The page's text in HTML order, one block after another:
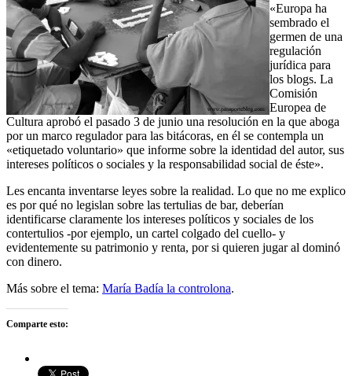
«Europa ha
sembrado el
germen de una
regulación
jurídica para
los blogs. La
Comisión
Europea de
Cultura aprobó el pasado 3 de junio una resolución en la que aboga
por un marco regulador para las bitácoras, en él se contempla un
«etiquetado voluntario» que informe sobre la identidad del autor, sus
intereses políticos o sociales y la responsabilidad social de éste».
Les encanta inventarse leyes sobre la realidad. Lo que no me explico
es por qué no legislan sobre las tertulias de bar, deberían
identificarse claramente los intereses políticos y sociales de los
contertulios -por ejemplo, un cartel colgado del cuello- y
evidentemente su patrimonio y renta, por si quieren jugar al dominó
con dinero.
Más sobre el tema: María Badía la controlona.
Comparte esto: